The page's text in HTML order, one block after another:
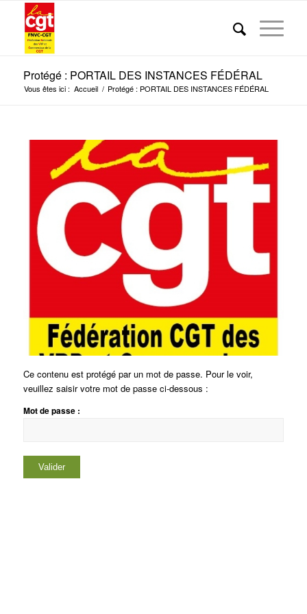
Protégé : PORTAIL DES INSTANCES FÉDÉRAL
Vous êtes ici : Accueil / Protégé : PORTAIL DES INSTANCES FÉDÉRAL
Ce contenu est protégé par un mot de passe. Pour le voir,
veuillez saisir votre mot de passe ci-dessous :
Mot de passe :